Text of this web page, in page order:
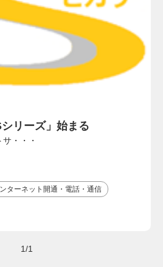
リーズ」始まる
・・・
ターネット開通・電話・通信
1/1